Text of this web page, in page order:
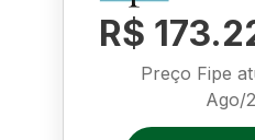
R$
Preço Fipe
Ago/